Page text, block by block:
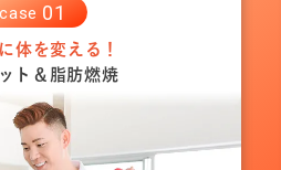
case 01
体を変える！
ト＆脂肪燃焼